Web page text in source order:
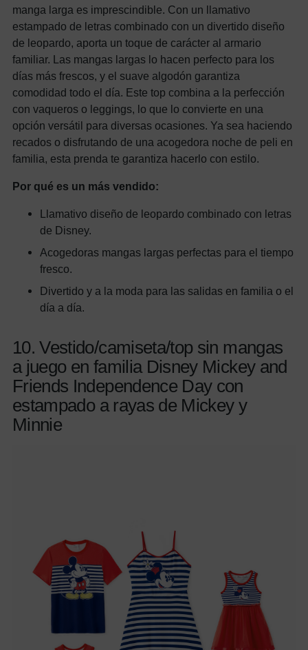
manga larga es imprescindible. Con un llamativo
estampado de letras combinado con un divertido diseño
de leopardo, aporta un toque de carácter al armario
familiar. Las mangas largas lo hacen perfecto para los
días más frescos, y el suave algodón garantiza
comodidad todo el día. Este top combina a la perfección
con vaqueros o leggings, lo que lo convierte en una
opción versátil para diversas ocasiones. Ya sea haciendo
recados o disfrutando de una acogedora noche de peli en
familia, esta prenda te garantiza hacerlo con estilo.
Por qué es un más vendido:
Llamativo diseño de leopardo combinado con letras
de Disney.
Acogedoras mangas largas perfectas para el tiempo
fresco.
Divertido y a la moda para las salidas en familia o el
día a día.
10. Vestido/camiseta/top sin mangas
a juego en familia Disney Mickey and
Friends Independence Day con
estampado a rayas de Mickey y
Minnie